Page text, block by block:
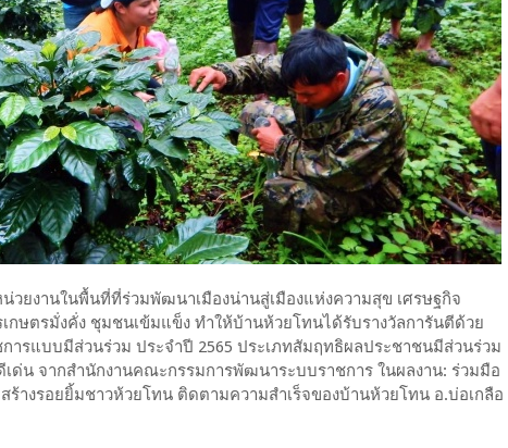
วยงานในพื้นที่ที่ร่วมพัฒนาเมืองน่านสู่เมืองแห่งความสุข เศรษฐกิจ
กษตรมั่งคั่ง ชุมชนเข้มแข็ง ทำให้บ้านห้วยโทนได้รับรางวัลการันตีด้วย
การแบบมีส่วนร่วม ประจำปี 2565 ประเภทสัมฤทธิผลประชาชนมีส่วนร่วม
เด่น จากสำนักงานคณะกรรมการพัฒนาระบบราชการ ในผลงาน: ร่วมมือ
ร้างรอยยิ้มชาวห้วยโทน ติดตามความสำเร็จของบ้านห้วยโทน อ.บ่อเกลือ